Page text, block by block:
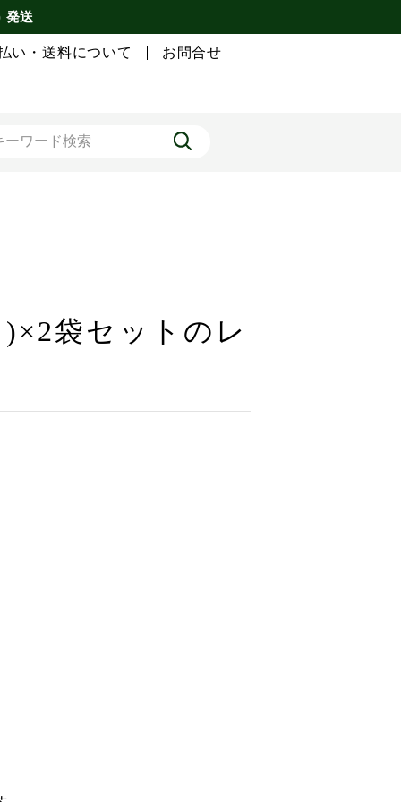
発送
い・送料について お問合せ
袋セットのレ